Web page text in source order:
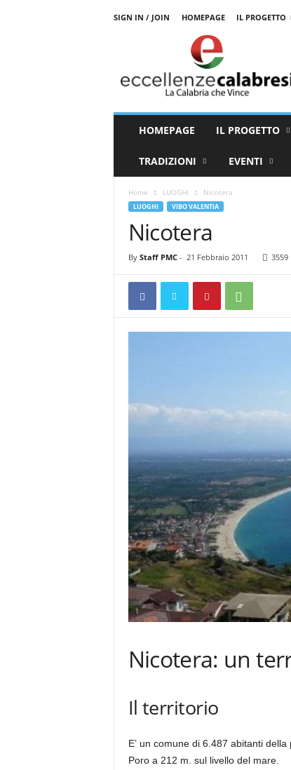
SIGN IN / JOIN HOMEPAGE IL PROGETTO
HOMEPAGE IL PROGETTO
TRADIZIONI EVENTI
Home LUOGHI Nicotera
LUOGHI VIBO VALENTIA
Nicotera
By Staff PMC- 21 Febbraio 2011 3559
Nicotera: un
Il territorio
E’ un comune di 6.487 abitanti
Poro a 212 m. sul livello del mare.